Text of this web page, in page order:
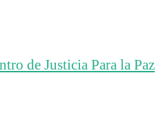
de Justicia Para la Paz